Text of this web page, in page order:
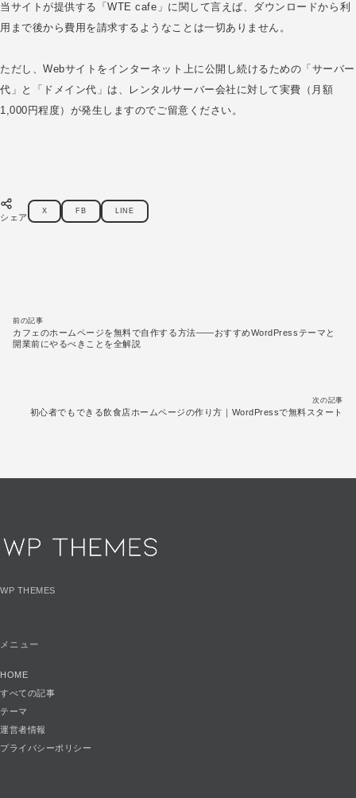
当サイトが提供する「WTE cafe」に関して言えば、ダウンロードから利
用まで後から費用を請求するようなことは一切ありません。
ただし、Webサイトをインターネット上に公開し続けるための「サーバー
代」と「ドメイン代」は、レンタルサーバー会社に対して実費（月額
1,000円程度）が発生しますのでご留意ください。
シェア
X FB LINE
投稿ナビゲーション
前の記事
カフェのホームページを無料で自作する方法——おすすめWordPressテーマと
開業前にやるべきことを全解説
次の記事
初心者でもできる飲食店ホームページの作り方｜WordPressで無料スタート
WP THEMES
メニュー
HOME
すべての記事
テーマ
運営者情報
プライバシーポリシー